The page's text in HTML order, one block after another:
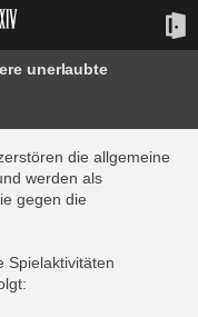
unerlaubte
die allgemeine
werden als
gegen die
Spielaktivitäten